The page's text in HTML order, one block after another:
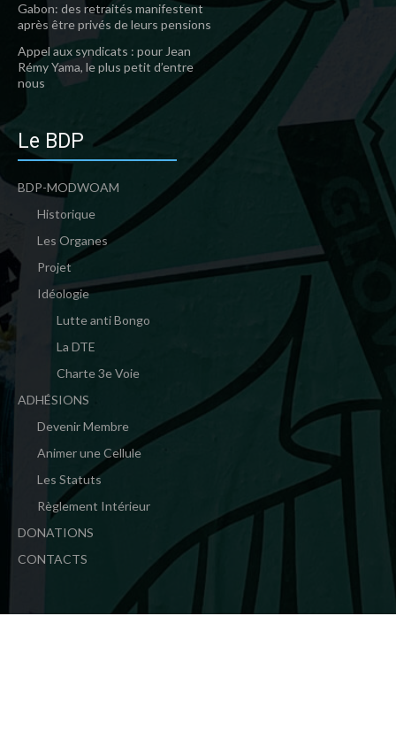
Gabon: des retraités manifestent
après être privés de leurs pensions
Appel aux syndicats : pour Jean
Rémy Yama, le plus petit d’entre
nous
Le BDP
BDP-MODWOAM
Historique
Les Organes
Projet
Idéologie
Lutte anti Bongo
La DTE
Charte 3e Voie
ADHÉSIONS
Devenir Membre
Animer une Cellule
Les Statuts
Règlement Intérieur
DONATIONS
CONTACTS